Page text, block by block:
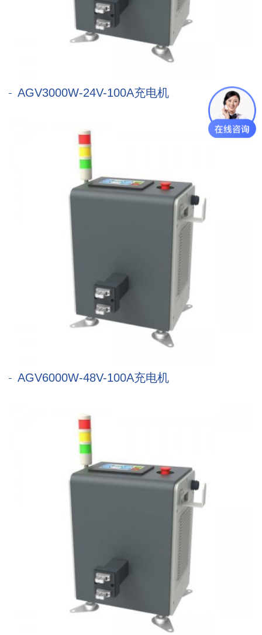
AGV3000W-24V-100A充电机
AGV6000W-48V-100A充电机